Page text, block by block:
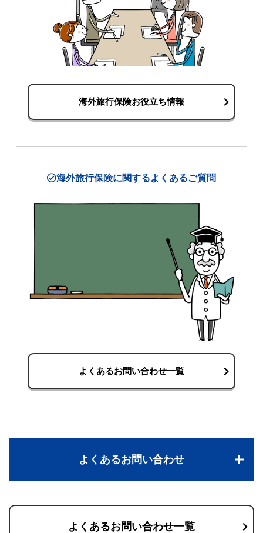
海外旅行保険お役立ち情報
海外旅行保険に関するよくあるご質問
よくあるお問い合わせ一覧
よくあるお問い合わせ
よくあるお問い合わせ一覧